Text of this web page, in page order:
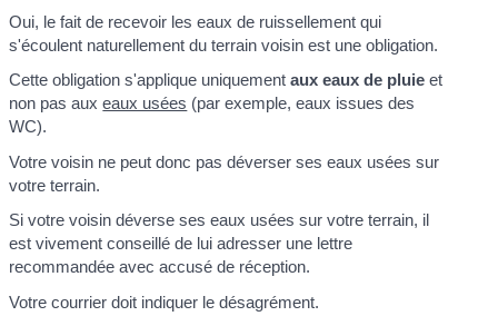
Oui, le fait de recevoir les eaux de ruissellement qui
s'écoulent naturellement du terrain voisin est une obligation.
Cette obligation s'applique uniquementaux eaux de pluie et
non pas auxeaux usées (par exemple, eaux issues des
WC).
Votre voisin ne peut donc pas déverser ses eaux usées sur
votre terrain.
Si votre voisin déverse ses eaux usées sur votre terrain, il
est vivement conseillé de lui adresser une lettre
recommandée avec accusé de réception.
Votre courrier doit indiquer le désagrément.